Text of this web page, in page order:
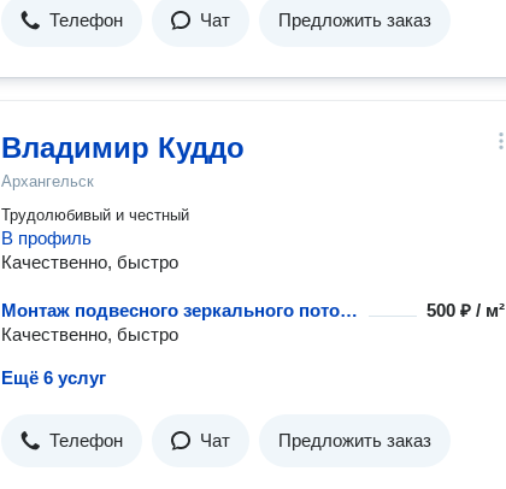
Телефон Чат Предложить заказ
Владимир Куддо
Архангельск
Трудолюбивый и честный
В профиль
Качественно, быстро
Монтаж подвесного зеркального потолка
500 ₽ / м²
Качественно, быстро
Ещё 6 услуг
Телефон Чат Предложить заказ